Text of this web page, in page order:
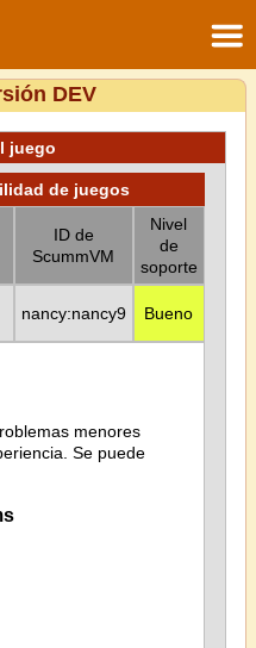
DEV
juego
de juegos
ID de
ScummVM
Nivel
de
soporte
nancy:nancy9 Bueno
menores
Se puede